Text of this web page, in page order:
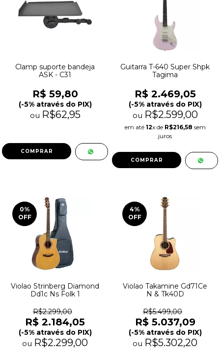
Clamp suporte bandeja
ASK - C31
R$ 59,80
(-5% através do PIX)
ou R$62,95
Guitarra T-640 Super Shpk
Tagima
R$ 2.469,05
(-5% através do PIX)
ou R$2.599,00
em até 12x de R$216,58 sem
juros
0%
OFF
Violao Strinberg Diamond
Dd1c Ns Folk 1
R$2.299,00
R$ 2.184,05
(-5% através do PIX)
ou R$2.299,00
4%
OFF
Violao Takamine Gd71Ce
N & Tk40D
R$5.499,00
R$ 5.037,09
(-5% através do PIX)
ou R$5.302,20